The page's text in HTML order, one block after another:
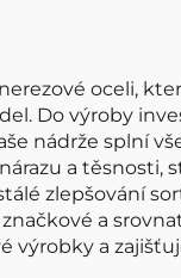
oceli,
Do výroby
nádrže splní
a
zlepšování
a
a